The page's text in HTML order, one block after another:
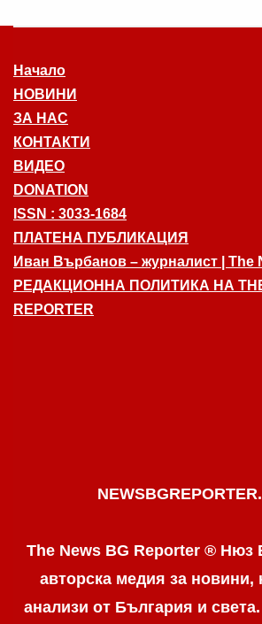
Начало
НОВИНИ
ЗА НАС
КОНТАКТИ
ВИДЕО
DONATION
ISSN : 3033-1684
ПЛАТЕНА ПУБЛИКАЦИЯ
Иван Върбанов – журналист | The
РЕДАКЦИОННА ПОЛИТИКА НА THE
REPORTER
The News BG Reporter ® Нюз
авторска медия за новини,
анализи от България и